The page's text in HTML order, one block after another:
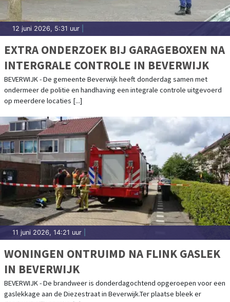
12 juni 2026, 5:31 uur
EXTRA ONDERZOEK BIJ GARAGEBOXEN NA
INTERGRALE CONTROLE IN BEVERWIJK
BEVERWIJK - De gemeente Beverwijk heeft donderdag samen met
ondermeer de politie en handhaving een integrale controle uitgevoerd
op meerdere locaties [...]
11 juni 2026, 14:21 uur
WONINGEN ONTRUIMD NA FLINK GASLEK
IN BEVERWIJK
BEVERWIJK - De brandweer is donderdagochtend opgeroepen voor een
gaslekkage aan de Diezestraat in Beverwijk.Ter plaatse bleek er